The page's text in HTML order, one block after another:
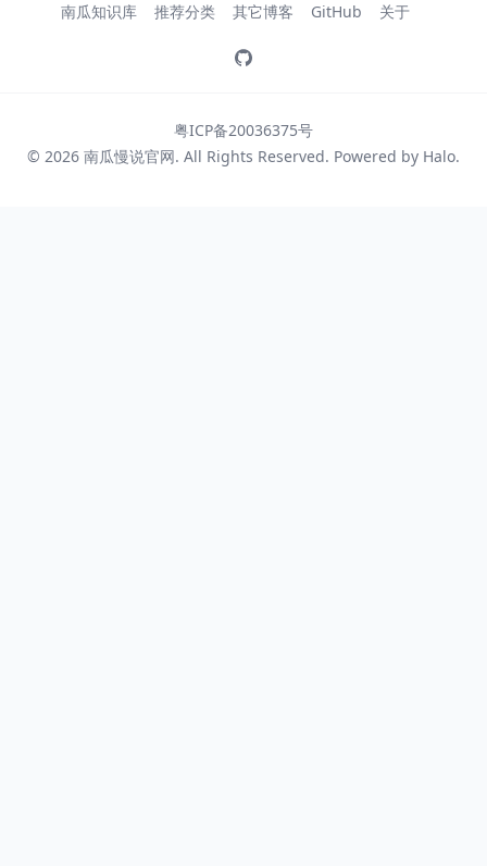
南瓜知识库 推荐分类 其它博客 GitHub 关于
粤ICP备20036375号
© 2026 南瓜慢说官网. All Rights Reserved. Powered by Halo.